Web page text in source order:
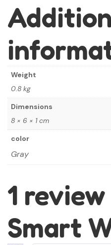
Weight
0.8 kg
Dimensions
8 × 6 × 1 cm
color
Gray
1
Smart